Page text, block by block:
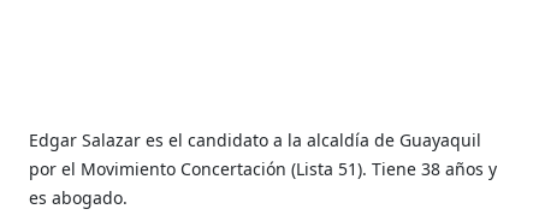
Edgar Salazar es el candidato a la alcaldía de Guayaquil
por el Movimiento Concertación (Lista 51). Tiene 38 años y
es abogado.